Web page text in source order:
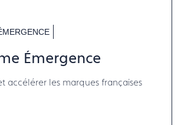
Émergence
accélérer les marques françaises